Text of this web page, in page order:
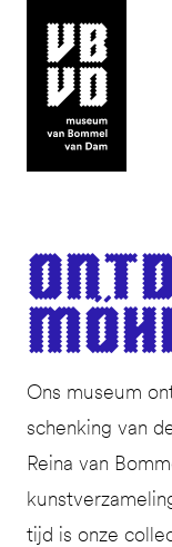
museum
Ons museum
schenking van
Reina van
tijd is onze